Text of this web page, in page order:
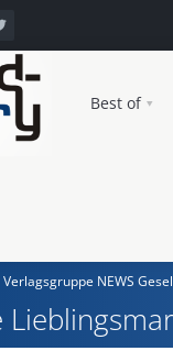
Best of
Verlagsgruppe NEWS